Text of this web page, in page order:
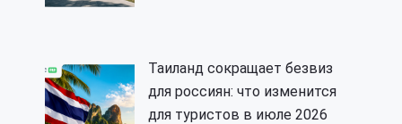
Таиланд сокращает безвиз
для россиян: что изменится
для туристов в июле 2026